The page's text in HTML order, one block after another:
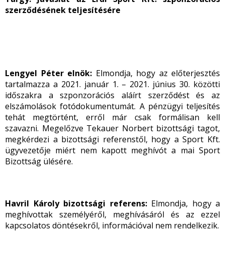
szerződésének teljesítésére
Lengyel Péter elnök: Elmondja, hogy az előterjesztés
tartalmazza a 2021. január 1. – 2021. június 30. közötti
időszakra a szponzorációs aláírt szerződést és az
elszámolások fotódokumentumát. A pénzügyi teljesítés
tehát megtörtént, erről már csak formálisan kell
szavazni. Megelőzve Tekauer Norbert bizottsági tagot,
megkérdezi a bizottsági referenstől, hogy a Sport Kft.
ügyvezetője miért nem kapott meghívót a mai Sport
Bizottság ülésére.
Havril Károly bizottsági referens:Elmondja, hogy a
meghívottak személyéről, meghívásáról és az ezzel
kapcsolatos döntésekről, információval nem rendelkezik.